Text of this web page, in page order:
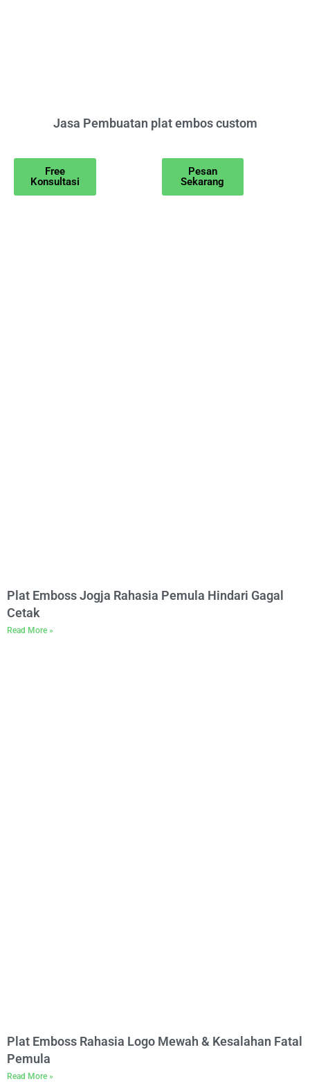
Jasa Pembuatan plat embos custom
Free
Konsultasi
Pesan
Sekarang
Plat Emboss Jogja Rahasia Pemula Hindari Gagal
Cetak
Read More »
Plat Emboss Rahasia Logo Mewah & Kesalahan Fatal
Pemula
Read More »